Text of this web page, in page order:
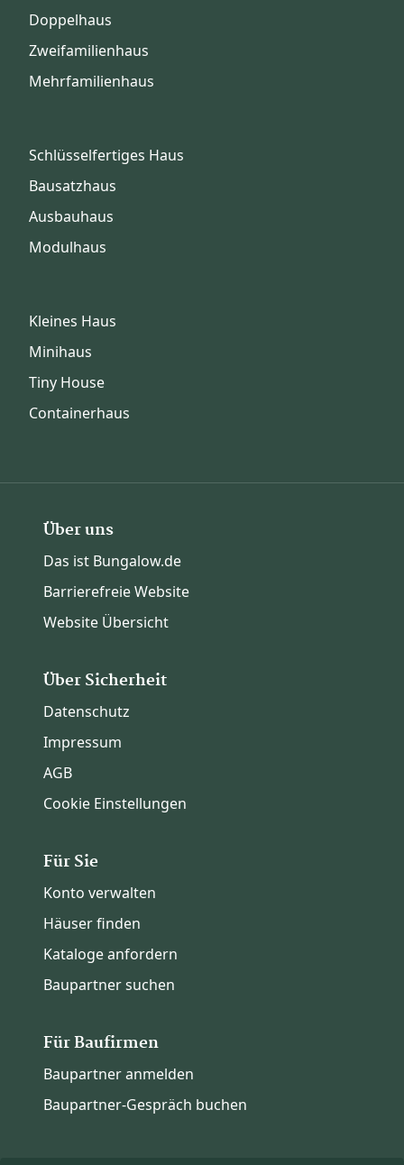
Doppelhaus
Zweifamilienhaus
Mehrfamilienhaus
Schlüsselfertiges Haus
Bausatzhaus
Ausbauhaus
Modulhaus
Kleines Haus
Minihaus
Tiny House
Containerhaus
Über uns
Das ist Bungalow.de
Barrierefreie Website
Website Übersicht
Über Sicherheit
Datenschutz
Impressum
AGB
Cookie Einstellungen
Für Sie
Konto verwalten
Häuser finden
Kataloge anfordern
Baupartner suchen
Für Baufirmen
Baupartner anmelden
Baupartner-Gespräch buchen